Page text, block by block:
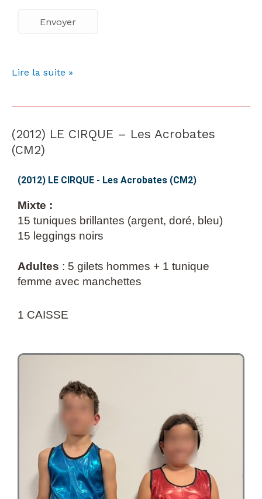
Lire la suite »
(2012) LE CIRQUE – Les Acrobates
(CM2)
(2012) LE CIRQUE - Les Acrobates (CM2)
Mixte :
15 tuniques brillantes (argent, doré, bleu)
15 leggings noirs
Adultes : 5 gilets hommes + 1 tunique
femme avec manchettes
1 CAISSE
(2012)
LE
Acrobates
(CM2)